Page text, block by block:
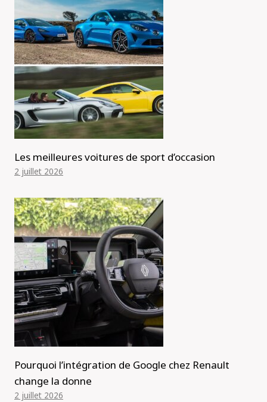
Les meilleures voitures de sport d’occasion
2 juillet 2026
Pourquoi l’intégration de Google chez Renault
change la donne
2 juillet 2026